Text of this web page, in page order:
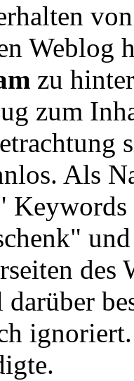
Weblog
zu
zum
Als
des